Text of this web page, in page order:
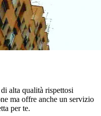
alta qualità rispettosi
ma offre anche un servizio
per te.